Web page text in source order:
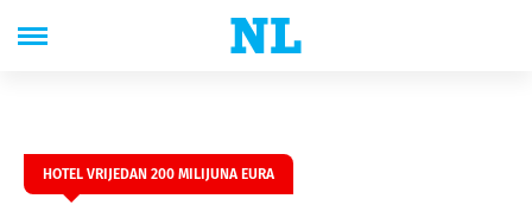
HOTEL VRIJEDAN 200 MILIJUNA EURA